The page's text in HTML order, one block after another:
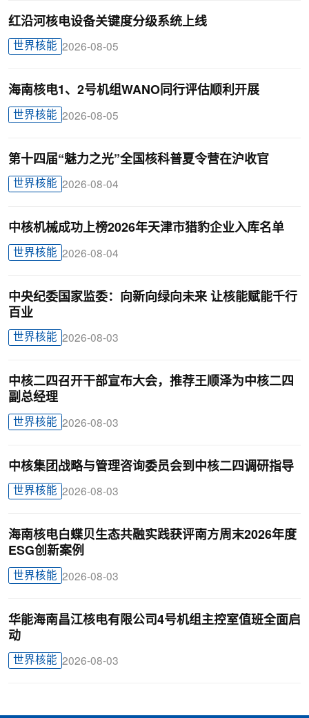
红沿河核电设备关键度分级系统上线
世界核能 2026-08-05
海南核电1、2号机组WANO同行评估顺利开展
世界核能 2026-08-05
第十四届“魅力之光”全国核科普夏令营在沪收官
世界核能 2026-08-04
中核机械成功上榜2026年天津市猎豹企业入库名单
世界核能 2026-08-04
中央纪委国家监委：向新向绿向未来 让核能赋能千行
百业
世界核能 2026-08-03
中核二四召开干部宣布大会，推荐王顺泽为中核二四
副总经理
世界核能 2026-08-03
中核集团战略与管理咨询委员会到中核二四调研指导
世界核能 2026-08-03
海南核电白蝶贝生态共融实践获评南方周末2026年度
ESG创新案例
世界核能 2026-08-03
华能海南昌江核电有限公司4号机组主控室值班全面启
动
世界核能 2026-08-03